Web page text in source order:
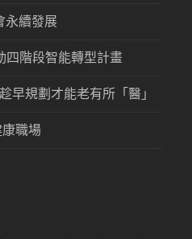
永續發展
四階段智能轉型計畫
早規劃才能老有所「醫」
職場